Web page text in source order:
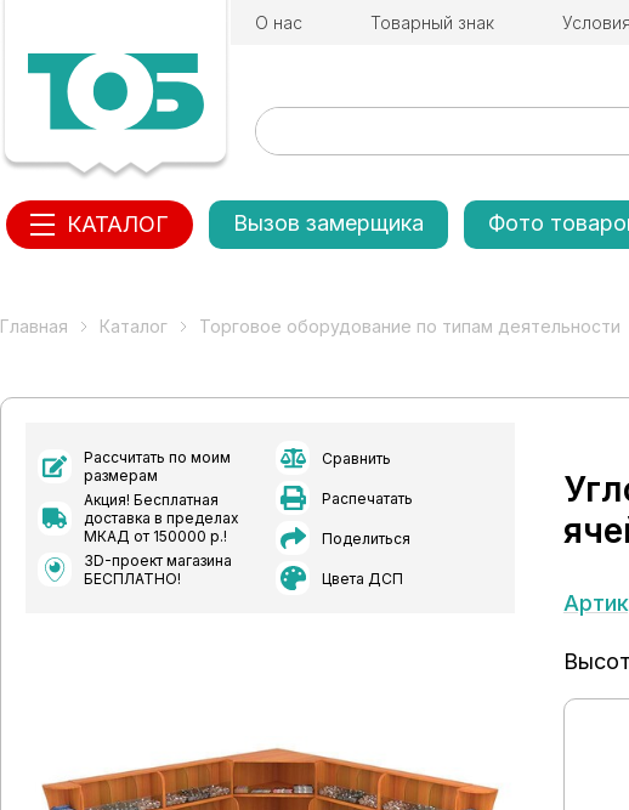
О нас Товарный знак Условия
КАТАЛОГ Вызов замерщика Фото
Главная Каталог Торговое оборудование по типам деятельности
Рассчитать по моим
размерам
Акция! Бесплатная
доставка в пределах
МКАД от 150000 р.!
3D-проект магазина
БЕСПЛАТНО!
Сравнить
Распечатать
Поделиться
Цвета ДСП